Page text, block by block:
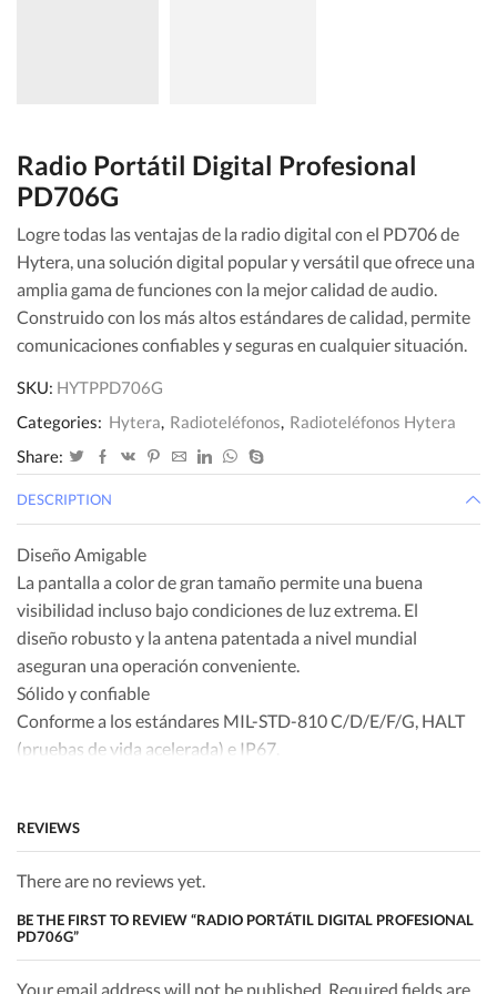
Radio Portátil Digital Profesional
PD706G
Logre todas las ventajas de la radio digital con el PD706 de
Hytera, una solución digital popular y versátil que ofrece una
amplia gama de funciones con la mejor calidad de audio.
Construido con los más altos estándares de calidad, permite
comunicaciones confiables y seguras en cualquier situación.
SKU: HYTPPD706G
Categories: Hytera, Radioteléfonos, Radioteléfonos Hytera
Share:
DESCRIPTION
Diseño Amigable
La pantalla a color de gran tamaño permite una buena
visibilidad incluso bajo condiciones de luz extrema. El
diseño robusto y la antena patentada a nivel mundial
aseguran una operación conveniente.
Sólido y confiable
Conforme a los estándares MIL-STD-810 C/D/E/F/G, HALT
(pruebas de vida acelerada) e IP67.
la aplicación de códec de banda estrecha y tecnologías de
corrección de errores digitales, el PD706/G es capaz de
asegurar una voz clara y nítida, incluso en entornos
ruidosos o al límite de la zona de cobertura.
Mejor Eficiencia Espectral, Mejor Capacidad de Canal
REVIEWS
There are no reviews yet.
BE THE FIRST TO REVIEW “RADIO PORTÁTIL DIGITAL PROFESIONAL
PD706G”
Your email address will not be published. Required fields are